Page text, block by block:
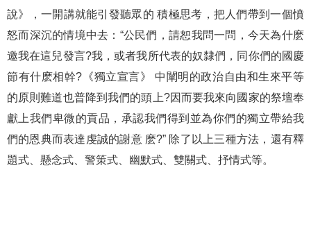
說》，一開講就能引發聽眾的 積極思考，把人們帶到一個憤
怒而深沉的情境中去：“公民們，請恕我問一問，今天為什麽
邀我在這兒發言?我，或者我所代表的奴隸們，同你們的國慶
節有什麽相幹?《獨立宣言》 中闡明的政治自由和生來平等
的原則難道也普降到我們的頭上?因而要我來向國家的祭壇奉
獻上我們卑微的貢品，承認我們得到並為你們的獨立帶給我
們的恩典而表達虔誠的謝意 麽?” 除了以上三種方法，還有釋
題式、懸念式、警策式、幽默式、雙關式、抒情式等。